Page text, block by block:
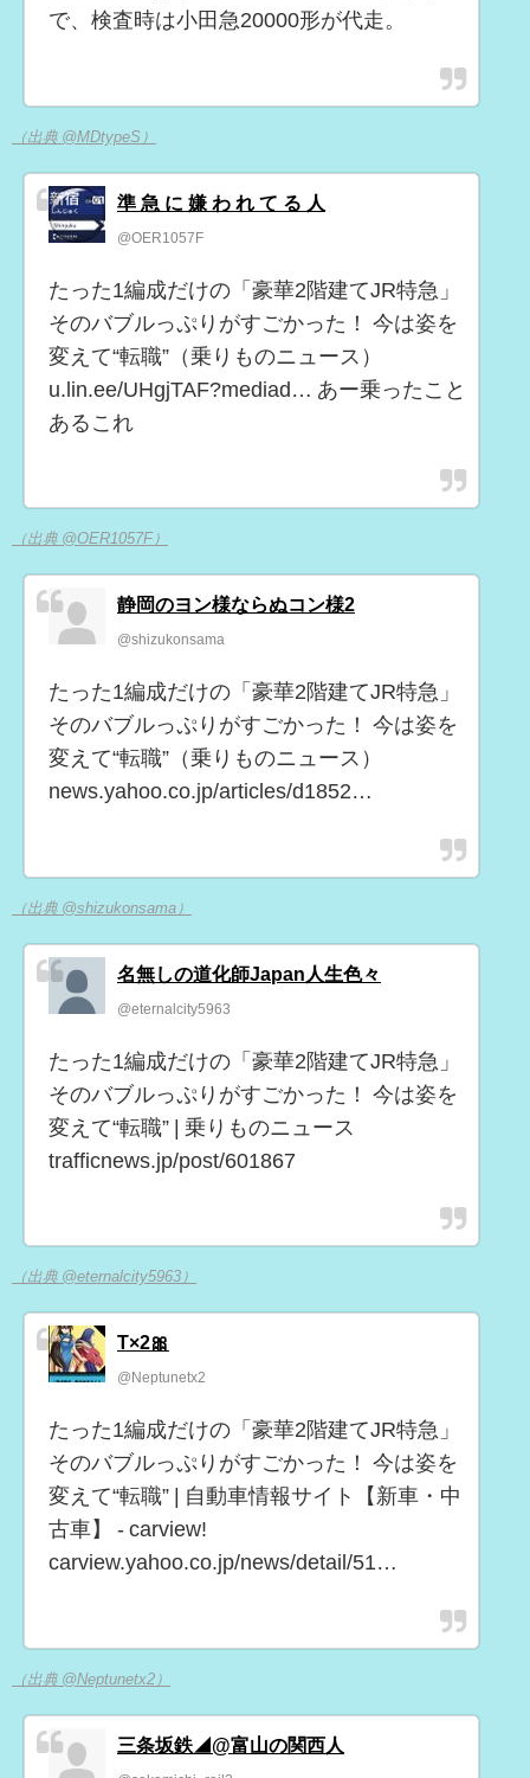
で、検査時は小田急20000形が代走。
（出典 @MDtypeS）
準 急 に 嫌 わ れ て る 人
@OER1057F
たった1編成だけの「豪華2階建てJR特急」
そのバブルっぷりがすごかった！ 今は姿を
変えて“転職”（乗りものニュース）
u.lin.ee/UHgjTAF?mediad… あー乗ったこと
あるこれ
（出典 @OER1057F）
静岡のヨン様ならぬコン様2
@shizukonsama
たった1編成だけの「豪華2階建てJR特急」
そのバブルっぷりがすごかった！ 今は姿を
変えて“転職”（乗りものニュース）
news.yahoo.co.jp/articles/d1852…
（出典 @shizukonsama）
名無しの道化師Japan人生色々
@eternalcity5963
たった1編成だけの「豪華2階建てJR特急」
そのバブルっぷりがすごかった！ 今は姿を
変えて“転職” | 乗りものニュース
trafficnews.jp/post/601867
（出典 @eternalcity5963）
T×2🎀
@Neptunetx2
たった1編成だけの「豪華2階建てJR特急」
そのバブルっぷりがすごかった！ 今は姿を
変えて“転職” | 自動車情報サイト【新車・中
古車】 - carview!
carview.yahoo.co.jp/news/detail/51…
（出典 @Neptunetx2）
三条坂鉄◢@富山の関西人